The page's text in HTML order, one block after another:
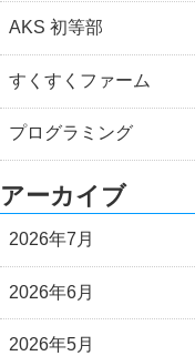
AKS 初等部
すくすくファーム
プログラミング
アーカイブ
2026年7月
2026年6月
2026年5月